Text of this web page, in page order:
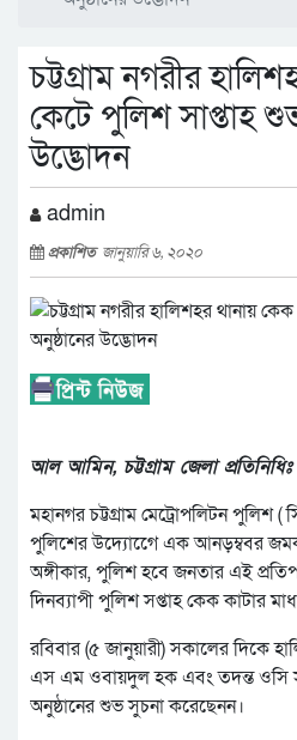
চট্টগ্রাম নগরীর
কেটে পুলিশ সাপ্তাহ
উদ্ভোদন
admin
প্রকাশিত জানুয়ারি ৬, ২০২০
আল আমিন, চট্টগ্রাম জেলা প্রতিনিধিঃ
মহানগর চট্টগ্রাম মেট্রোপলিটন পুলিশ (
পুলিশের উদ্যোগেে এক আনড়ম্ববর
অঙ্গীকার, পুলিশ হবে জনতার এই
দিনব্যাপী পুলিশ সপ্তাহ কেক কাটার
রবিবার (৫ জানুয়ারী) সকালের দিকে
এস এম ওবায়দুল হক এবং তদন্ত ওসি
অনুষ্ঠানের শুভ সুচনা করেছেনন।